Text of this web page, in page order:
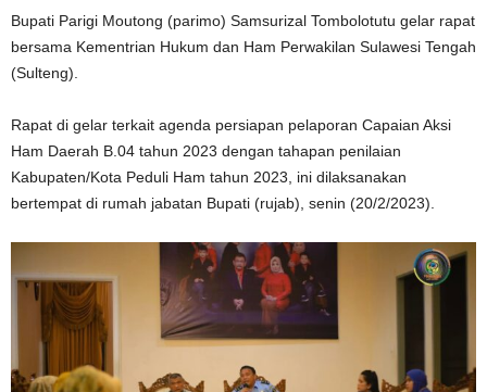
Bupati Parigi Moutong (parimo) Samsurizal Tombolotutu gelar rapat
bersama Kementrian Hukum dan Ham Perwakilan Sulawesi Tengah
(Sulteng).
Rapat di gelar terkait agenda persiapan pelaporan Capaian Aksi
Ham Daerah B.04 tahun 2023 dengan tahapan penilaian
Kabupaten/Kota Peduli Ham tahun 2023, ini dilaksanakan
bertempat di rumah jabatan Bupati (rujab), senin (20/2/2023).